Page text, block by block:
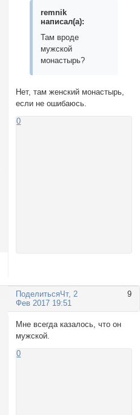
rеmnik
написал(а):
Там вроде
мужской
монастырь?
Нет, там женский монастырь,
если не ошибаюсь.
0
Поделиться 9
Чт, 2
Фев 2017 19:51
Мне всегда казалось, что он
мужской.
0